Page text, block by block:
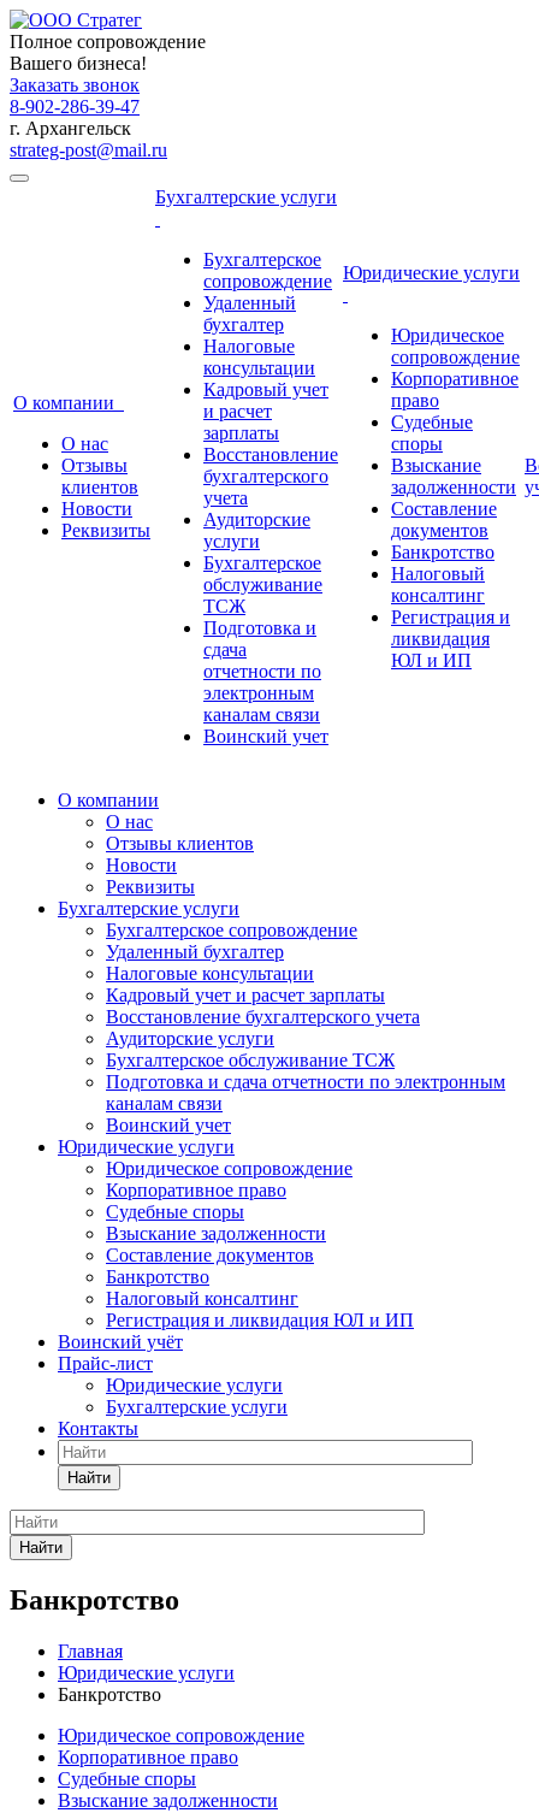
Полное сопровождение
Вашего бизнеса!
Заказать звонок
8-902-286-39-47
г. Архангельск
strateg-post@mail.ru
О компании
О нас
Отзывы
клиентов
Новости
Реквизиты
Бухгалтерские услуги
Бухгалтерское
сопровождение
Удаленный
бухгалтер
Налоговые
консультации
Кадровый учет
и расчет
зарплаты
Восстановление
бухгалтерского
учета
Аудиторские
услуги
Бухгалтерское
обслуживание
ТСЖ
Подготовка и
сдача
отчетности по
электронным
каналам связи
Воинский учет
Юридические услуги
Юридическое
сопровождение
Корпоративное
право
Судебные
споры
Взыскание
задолженности
Составление
документов
Банкротство
Налоговый
консалтинг
Регистрация и
ликвидация
ЮЛ и ИП
О компании
О нас
Отзывы клиентов
Новости
Реквизиты
Бухгалтерские услуги
Бухгалтерское сопровождение
Удаленный бухгалтер
Налоговые консультации
Кадровый учет и расчет зарплаты
Восстановление бухгалтерского учета
Аудиторские услуги
Бухгалтерское обслуживание ТСЖ
Подготовка и сдача отчетности по электронным
каналам связи
Воинский учет
Юридические услуги
Юридическое сопровождение
Корпоративное право
Судебные споры
Взыскание задолженности
Составление документов
Банкротство
Налоговый консалтинг
Регистрация и ликвидация ЮЛ и ИП
Воинский учёт
Прайс-лист
Юридические услуги
Бухгалтерские услуги
Контакты
Найти
Найти
Банкротство
Главная
Юридические услуги
Банкротство
Юридическое сопровождение
Корпоративное право
Судебные споры
Взыскание задолженности